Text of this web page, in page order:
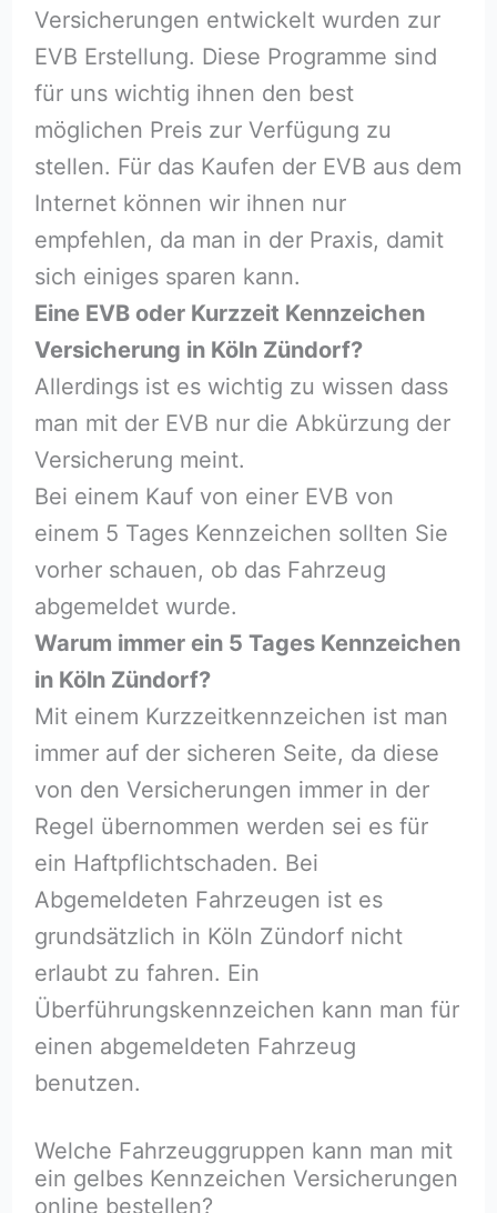
Versicherungen entwickelt wurden zur
EVB Erstellung. Diese Programme sind
für uns wichtig ihnen den best
möglichen Preis zur Verfügung zu
stellen. Für das Kaufen der EVB aus dem
Internet können wir ihnen nur
empfehlen, da man in der Praxis, damit
sich einiges sparen kann.
Eine EVB oder Kurzzeit Kennzeichen
Versicherung in Köln Zündorf?
Allerdings ist es wichtig zu wissen dass
man mit der EVB nur die Abkürzung der
Versicherung meint.
Bei einem Kauf von einer EVB von
einem 5 Tages Kennzeichen sollten Sie
vorher schauen, ob das Fahrzeug
abgemeldet wurde.
Warum immer ein 5 Tages Kennzeichen
in Köln Zündorf?
Mit einem Kurzzeitkennzeichen ist man
immer auf der sicheren Seite, da diese
von den Versicherungen immer in der
Regel übernommen werden sei es für
ein Haftpflichtschaden. Bei
Abgemeldeten Fahrzeugen ist es
grundsätzlich in Köln Zündorf nicht
erlaubt zu fahren. Ein
Überführungskennzeichen kann man für
einen abgemeldeten Fahrzeug
benutzen.
Welche Fahrzeuggruppen kann man mit
ein gelbes Kennzeichen Versicherungen
online bestellen?